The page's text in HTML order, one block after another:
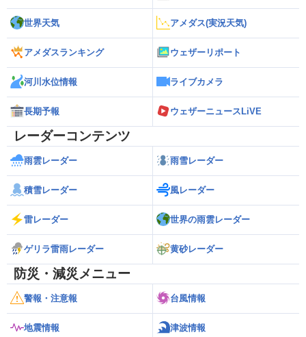
世界天気 アメダス(実況天気)
アメダスランキング ウェザーリポート
河川水位情報 ライブカメラ
長期予報 ウェザーニュースLiVE
レーダーコンテンツ
雨雲レーダー 雨雪レーダー
積雪レーダー 風レーダー
雷レーダー 世界の雨雲レーダー
ゲリラ雷雨レーダー 黄砂レーダー
防災・減災メニュー
警報・注意報 台風情報
地震情報 津波情報